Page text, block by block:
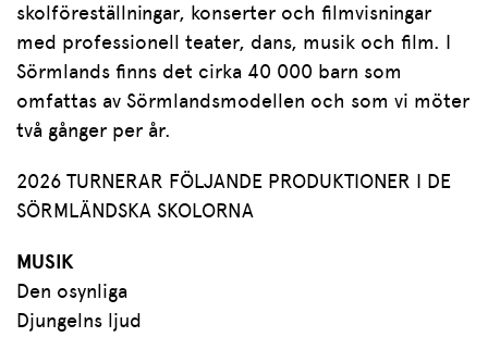
skolföreställningar, konserter och filmvisningar
med professionell teater, dans, musik och film. I
Sörmlands finns det cirka 40 000 barn som
omfattas av Sörmlandsmodellen och som vi möter
två gånger per år.
2026 TURNERAR FÖLJANDE PRODUKTIONER I DE
SÖRMLÄNDSKA SKOLORNA
MUSIK
Den osynliga
Djungelns ljud